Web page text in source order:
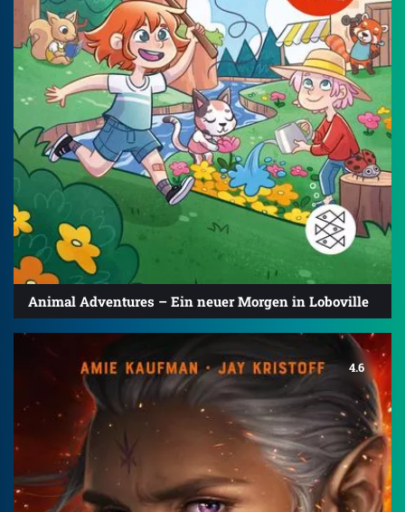
Animal Adventures – Ein neuer Morgen in Loboville
4.6